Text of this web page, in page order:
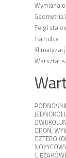
Wymiana
Geometria
Felgi
Hamulce
Warsztat
OPON,